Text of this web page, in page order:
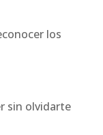
los
sin olvidarte